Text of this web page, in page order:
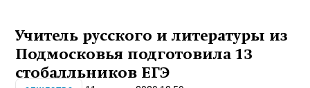
Учитель русского и литературы из
Подмосковья подготовила 13
стобалльников ЕГЭ